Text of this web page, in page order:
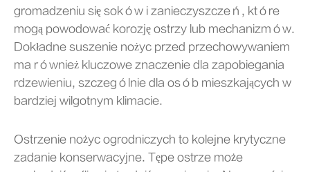
gromadzeniu się soków i zanieczyszczeń, które
mogą powodować korozję ostrzy lub mechanizmów.
Dokładne suszenie nożyc przed przechowywaniem
ma również kluczowe znaczenie dla zapobiegania
rdzewieniu, szczególnie dla osób mieszkających w
bardziej wilgotnym klimacie.
Ostrzenie nożyc ogrodniczych to kolejne krytyczne
zadanie konserwacyjne. Tępe ostrze może